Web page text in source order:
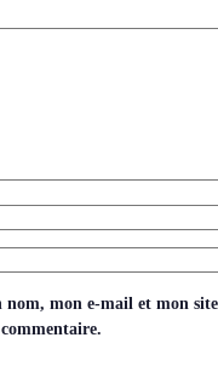
nom, mon e-mail et mon